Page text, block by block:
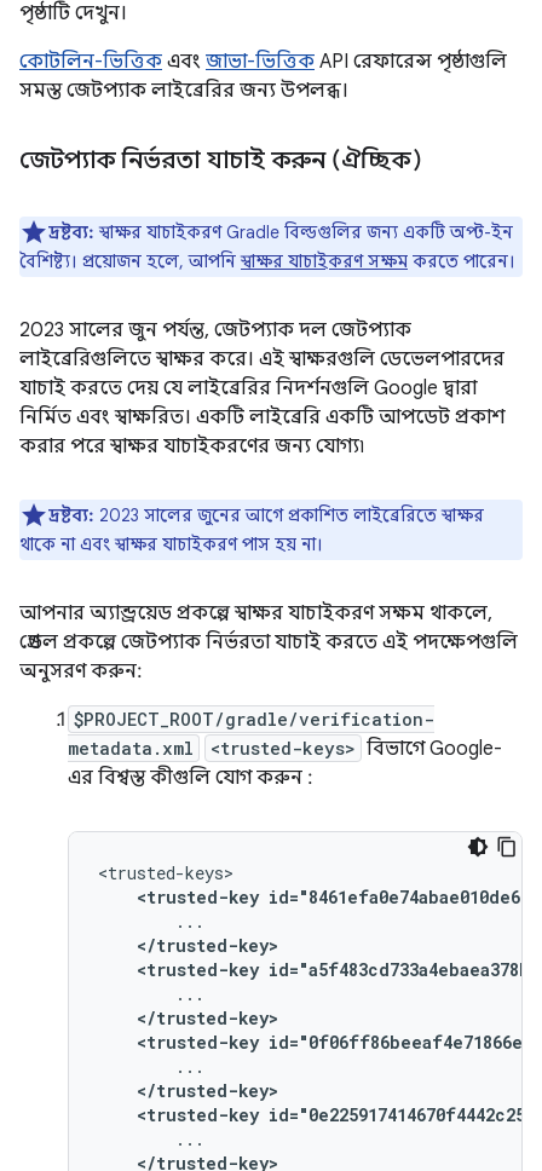
পৃষ্ঠাটি দেখুন।
কোটলিন-ভিত্তিক এবং জাভা-ভিত্তিক API রেফারেন্স পৃষ্ঠাগুলি
সমস্ত জেটপ্যাক লাইব্রেরির জন্য উপলব্ধ।
জেটপ্যাক নির্ভরতা যাচাই করুন (ঐচ্ছিক)
দ্রষ্টব্য: স্বাক্ষর যাচাইকরণ Gradle বিল্ডগুলির জন্য একটি অপ্ট-ইন
বৈশিষ্ট্য। প্রয়োজন হলে, আপনিস্বাক্ষর যাচাইকরণ সক্ষম করতে পারেন।
2023 সালের জুন পর্যন্ত, জেটপ্যাক দল জেটপ্যাক
লাইব্রেরিগুলিতে স্বাক্ষর করে। এই স্বাক্ষরগুলি ডেভেলপারদের
যাচাই করতে দেয় যে লাইব্রেরির নিদর্শনগুলি Google দ্বারা
নির্মিত এবং স্বাক্ষরিত। একটি লাইব্রেরি একটি আপডেট প্রকাশ
করার পরে স্বাক্ষর যাচাইকরণের জন্য যোগ্য৷
দ্রষ্টব্য: 2023 সালের জুনের আগে প্রকাশিত লাইব্রেরিতে স্বাক্ষর
থাকে না এবং স্বাক্ষর যাচাইকরণ পাস হয় না।
আপনার অ্যান্ড্রয়েড প্রকল্পে স্বাক্ষর যাচাইকরণ সক্ষম থাকলে,
গ্রেডল প্রকল্পে জেটপ্যাক নির্ভরতা যাচাই করতে এই পদক্ষেপগুলি
অনুসরণ করুন:
$PROJECT_ROOT/gradle/verification-
metadata.xml
<trusted-keys> বিভাগে Google-
এর বিশ্বস্ত কীগুলি যোগ করুন :
<trusted-key
</trusted-key>
<trusted-key
</trusted-key>
<trusted-key
</trusted-key>
<trusted-key
</trusted-key>